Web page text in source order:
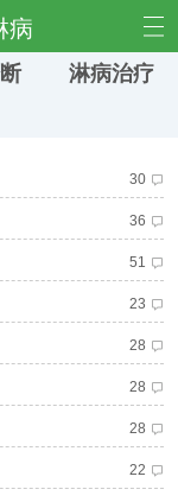
病
淋病治疗
30
36
51
23
28
28
28
22